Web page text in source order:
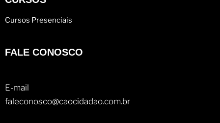
Cursos Presenciais
FALE CONOSCO
E-mail
faleconosco@caocidadao.com.br